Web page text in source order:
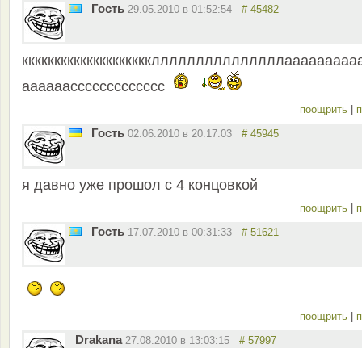
Гость 29.05.2010 в 01:52:54 # 45482
аааааассссссссссссс
поощрить
Гость 02.06.2010 в 20:17:03 # 45945
я давно уже прошол с 4 концовкой
поощрить
Гость 17.07.2010 в 00:31:33 # 51621
поощрить
Drakana 27.08.2010 в 13:03:15 # 57997